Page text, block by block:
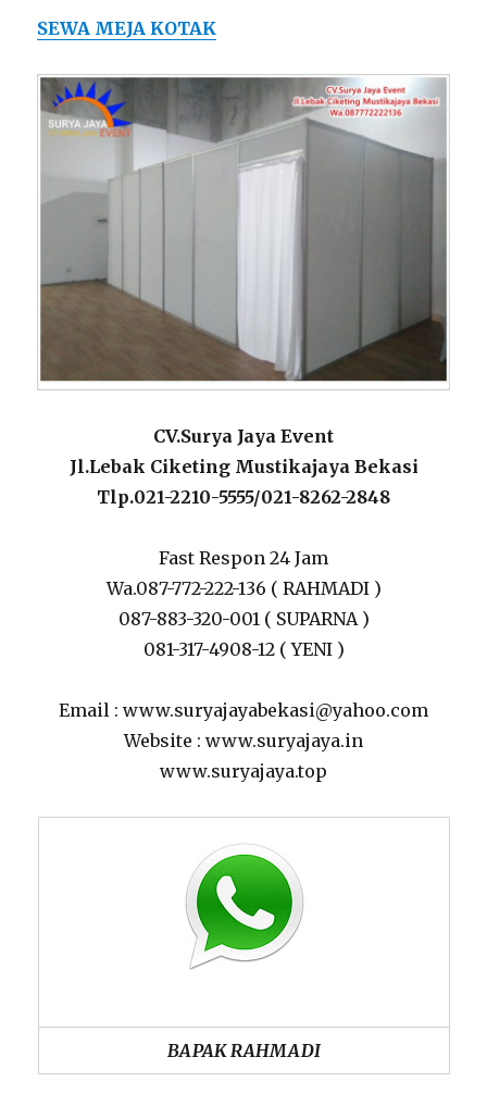
SEWA MEJA KOTAK
CV.Surya Jaya Event
Jl.Lebak Ciketing Mustikajaya Bekasi
Tlp.021-2210-5555/021-8262-2848
Fast Respon 24 Jam
Wa.087-772-222-136 ( RAHMADI )
087-883-320-001 ( SUPARNA )
081-317-4908-12 ( YENI )
Email : www.suryajayabekasi@yahoo.com
Website : www.suryajaya.in
www.suryajaya.top
BAPAK RAHMADI